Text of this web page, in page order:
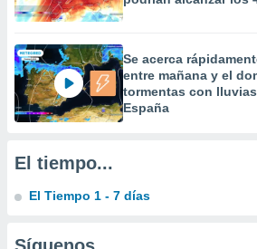
crear un
uso de
la
contenido
medir el
de la
del
de
de
Se acerca
entre mañana y el
tormentas con
España
El tiempo...
El Tiempo 1 - 7 días